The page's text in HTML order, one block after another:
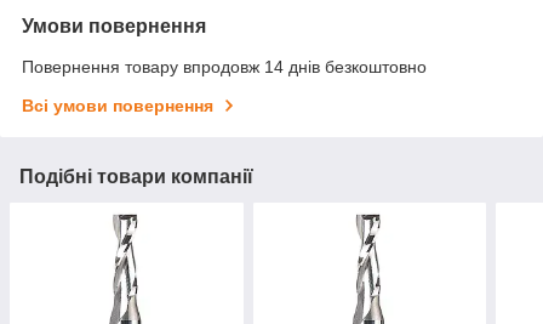
Умови повернення
Повернення товару впродовж 14 днів безкоштовно
Всі умови повернення
Подібні товари компанії